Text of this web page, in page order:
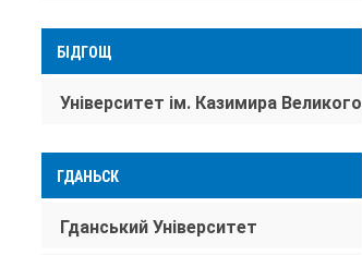
БІДГОЩ
Університет ім. Казимира Великого
ГДАНЬСК
Гданський Університет